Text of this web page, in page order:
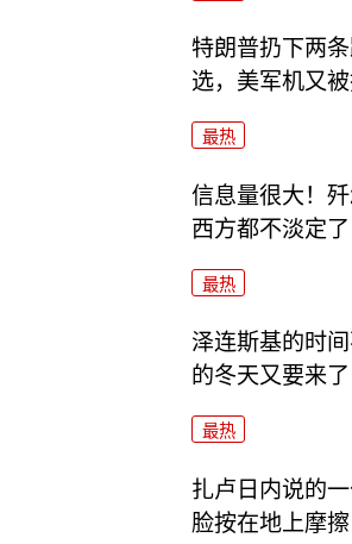
特朗普扔下两
选，美军机又
最热
信息量很大！
西方都不淡定了
最热
泽连斯基的时
的冬天又要来了
最热
扎卢日内说的
脸按在地上摩擦